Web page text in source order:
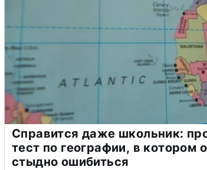
Справится даже школьник:
тест по географии, в котором
стыдно ошибиться